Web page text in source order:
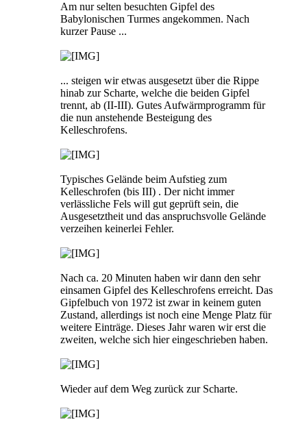
Am nur selten besuchten Gipfel des
Babylonischen Turmes angekommen. Nach
kurzer Pause ...
... steigen wir etwas ausgesetzt über die Rippe
hinab zur Scharte, welche die beiden Gipfel
trennt, ab (II-III). Gutes Aufwärmprogramm für
die nun anstehende Besteigung des
Kelleschrofens.
Typisches Gelände beim Aufstieg zum
Kelleschrofen (bis III) . Der nicht immer
verlässliche Fels will gut geprüft sein, die
Ausgesetztheit und das anspruchsvolle Gelände
verzeihen keinerlei Fehler.
Nach ca. 20 Minuten haben wir dann den sehr
einsamen Gipfel des Kelleschrofens erreicht. Das
Gipfelbuch von 1972 ist zwar in keinem guten
Zustand, allerdings ist noch eine Menge Platz für
weitere Einträge. Dieses Jahr waren wir erst die
zweiten, welche sich hier eingeschrieben haben.
Wieder auf dem Weg zurück zur Scharte.